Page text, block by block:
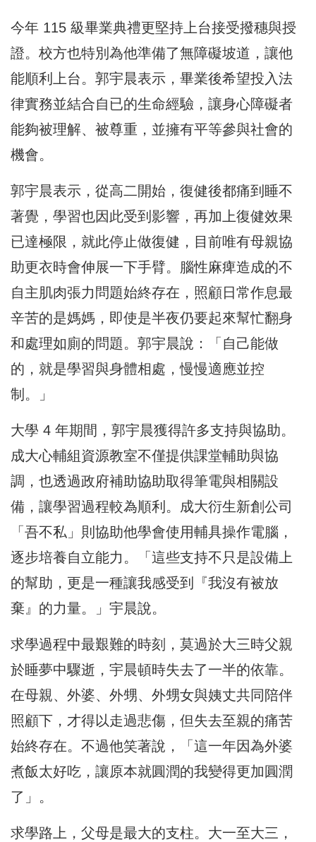
今年 115 級畢業典禮更堅持上台接受撥穗與授
證。校方也特別為他準備了無障礙坡道，讓他
能順利上台。郭宇晨表示，畢業後希望投入法
律實務並結合自已的生命經驗，讓身心障礙者
能夠被理解、被尊重，並擁有平等參與社會的
機會。
郭宇晨表示，從高二開始，復健後都痛到睡不
著覺，學習也因此受到影響，再加上復健效果
已達極限，就此停止做復健，目前唯有母親協
助更衣時會伸展一下手臂。腦性麻痺造成的不
自主肌肉張力問題始終存在，照顧日常作息最
辛苦的是媽媽，即使是半夜仍要起來幫忙翻身
和處理如廁的問題。郭宇晨說：「自己能做
的，就是學習與身體相處，慢慢適應並控
制。」
大學 4 年期間，郭宇晨獲得許多支持與協助。
成大心輔組資源教室不僅提供課堂輔助與協
調，也透過政府補助協助取得筆電與相關設
備，讓學習過程較為順利。成大衍生新創公司
「吾不私」則協助他學會使用輔具操作電腦，
逐步培養自立能力。「這些支持不只是設備上
的幫助，更是一種讓我感受到『我沒有被放
棄』的力量。」宇晨說。
求學過程中最艱難的時刻，莫過於大三時父親
於睡夢中驟逝，宇晨頓時失去了一半的依靠。
在母親、外婆、外甥、外甥女與姨丈共同陪伴
照顧下，才得以走過悲傷，但失去至親的痛苦
始終存在。不過他笑著說，「這一年因為外婆
煮飯太好吃，讓原本就圓潤的我變得更加圓潤
了」。
求學路上，父母是最大的支柱。大一至大三，